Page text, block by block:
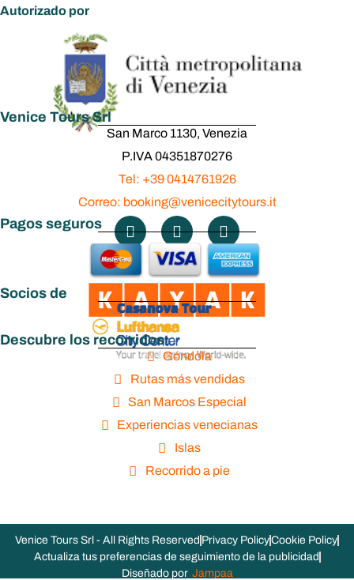
Autorizado por
Venice Tours Srl
San Marco 1130, Venezia
P.IVA 04351870276
Tel: +39 0414761926
Correo: booking@venicecitytours.it
Pagos seguros
Socios de
Descubre los recorridos
Góndola
Rutas más vendidas
San Marcos Especial
Experiencias venecianas
Islas
Recorrido a pie
Venice Tours Srl - All Rights Reserved Privacy PolicyCookie Policy
Actualiza tus preferencias de seguimiento de la publicidad
Diseñado por Jampaa